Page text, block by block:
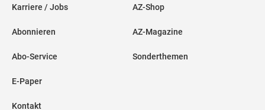
Karriere / Jobs
Abonnieren
Abo-Service
E-Paper
Kontakt
AZ-Shop
AZ-Magazine
Sonderthemen